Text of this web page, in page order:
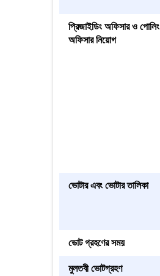
প্রিজাইডিং অফিসার ও পোলিং
অফিসার নিয়োগ
ভোটার এবং ভোটার তালিকা
ভোট গ্রহণের সময়
মুলতবী ভোটগ্রহণ